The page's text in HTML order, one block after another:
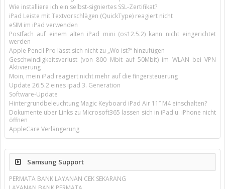
Wie installiere ich ein selbst-signiertes SSL-Zertifikat?
iPad Leiste mit Textvorschlägen (QuickType) reagiert nicht
eSIM im iPad verwenden
Postfach auf einem alten iPad mini (os12.5.2) kann nicht eingerichtet
werden
Apple Pencil Pro lässt sich nicht zu „Wo ist?“ hinzufügen
Geschwindigkeitsverlust (von 800 Mbit auf 50Mbit) im WLAN bei VPN
Aktivierung
Moin, mein iPad reagiert nicht mehr auf die fingersteuerung
Update 26.5.2 eines ipad 3. Generation
Software-Update
Hintergrundbeleuchtung Magic Keyboard iPad Air 11’’ M4 einschalten?
Dokumente über Links zu Microsoft365 lassen sich in iPad u. iPhone nicht
öffnen
AppleCare Verlängerung
Samsung Support
PERMATA BANK LAYANAN CEK SEKARANG